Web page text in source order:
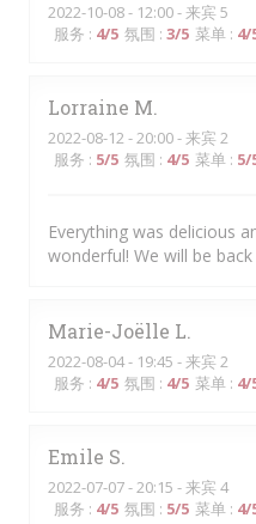
2022-10-08- 12:00 - 来宾 5
服务 : 4/5 氛围 : 3/5 菜单 : 4/
Lorraine M
2022-08-12 - 20:00 - 来宾 2
服务 : 5/5 氛围 : 4/5 菜单 : 5/
Everything was delicious
wonderful! We will be back
Marie-Joëlle L
2022-08-04- 19:45 - 来宾 2
服务 : 4/5 氛围 : 4/5 菜单 : 4/
Emile S
2022-07-07- 20:15 - 来宾 4
服务 : 4/5 氛围 : 5/5 菜单 : 4/